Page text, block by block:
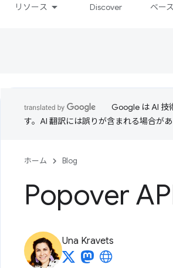
リソース Discover ベー
Google は AI 技
す。AI 翻訳には誤りが含まれる場合があ
ホーム Blog
Popover
Una Kravets